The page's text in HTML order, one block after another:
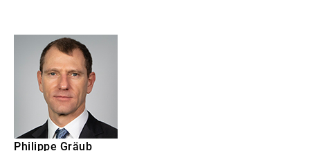
Philippe Gräub